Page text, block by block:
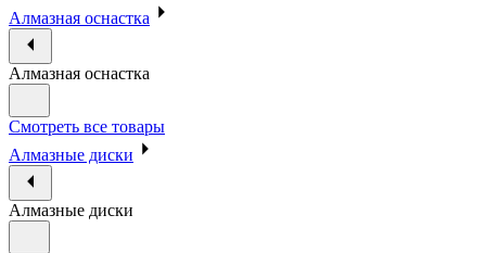
Алмазная оснастка
Алмазная оснастка
Смотреть все товары
Алмазные диски
Алмазные диски